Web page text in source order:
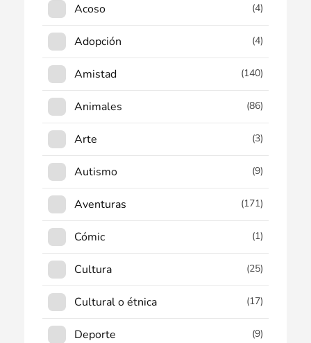
Acoso (4)
Adopción (4)
Amistad (140)
Animales (86)
Arte (3)
Autismo (9)
Aventuras (171)
Cómic (1)
Cultura (25)
Cultural o étnica (17)
Deporte (9)